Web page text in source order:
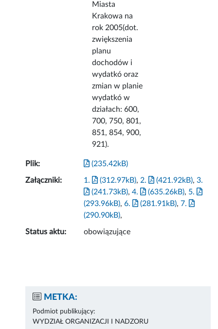
Miasta
Krakowa na
rok 2005(dot.
zwiększenia
planu
dochodów i
wydatkó oraz
zmian w planie
wydatkó w
działach: 600,
700, 750, 801,
851, 854, 900,
921).
Plik: (235.42kB)
Załączniki: 1. (312.97kB), 2. (421.92kB),3.
(241.73kB),4. (635.26kB), 5.
(293.96kB),6. (281.91kB), 7.
(290.90kB),
Status aktu: obowiązujące
METKA:
Podmiot publikujący:
WYDZIAŁ ORGANIZACJI I NADZORU